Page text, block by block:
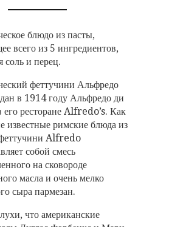
блюдо из пасты,
всего из 5 ингредиентов,
соль и перец.
феттучини Альфредо
в 1914 году Альфредо ди
его ресторане Alfredo’s. Как
известные римские блюда из
Alfredo
собой смесь
на сковороде
масла и очень мелко
сыра пармезан.
что американские